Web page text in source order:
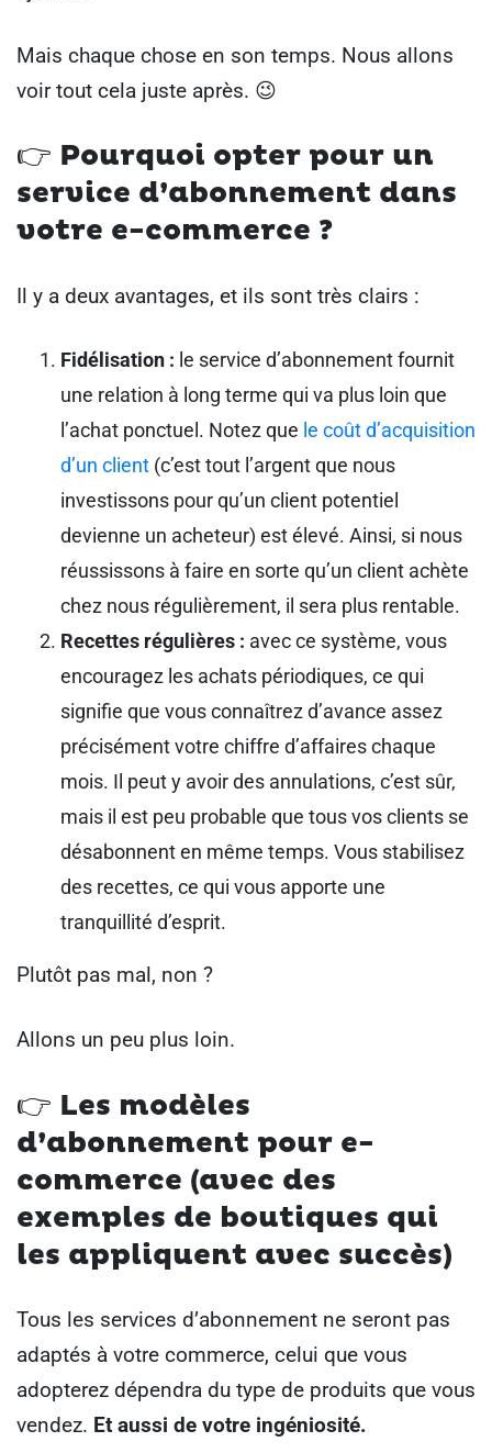
Mais chaque chose en son temps. Nous allons
voir tout cela juste après. 😉
👉 Pourquoi opter pour un
service d’abonnement dans
votre e-commerce ?
Il y a deux avantages, et ils sont très clairs :
Fidélisation : le service d’abonnement fournit
une relation à long terme qui va plus loin que
l’achat ponctuel. Notez que le coût d’acquisition
d’un client (c’est tout l’argent que nous
investissons pour qu’un client potentiel
devienne un acheteur) est élevé. Ainsi, si nous
réussissons à faire en sorte qu’un client achète
chez nous régulièrement, il sera plus rentable.
Recettes régulières : avec ce système, vous
encouragez les achats périodiques, ce qui
signifie que vous connaîtrez d’avance assez
précisément votre chiffre d’affaires chaque
mois. Il peut y avoir des annulations, c’est sûr,
mais il est peu probable que tous vos clients se
désabonnent en même temps. Vous stabilisez
des recettes, ce qui vous apporte une
tranquillité d’esprit.
Plutôt pas mal, non ?
Allons un peu plus loin.
👉 Les modèles
d’abonnement pour e-
commerce (avec des
exemples de boutiques qui
les appliquent avec succès)
Tous les services d’abonnement ne seront pas
adaptés à votre commerce, celui que vous
adopterez dépendra du type de produits que vous
vendez. Et aussi de votre ingéniosité.